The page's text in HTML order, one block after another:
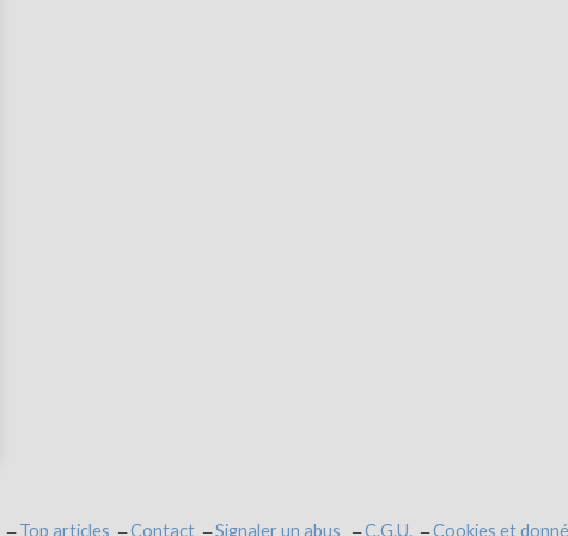
Top articles Contact Signaler un abus C.G.U. Cookies et